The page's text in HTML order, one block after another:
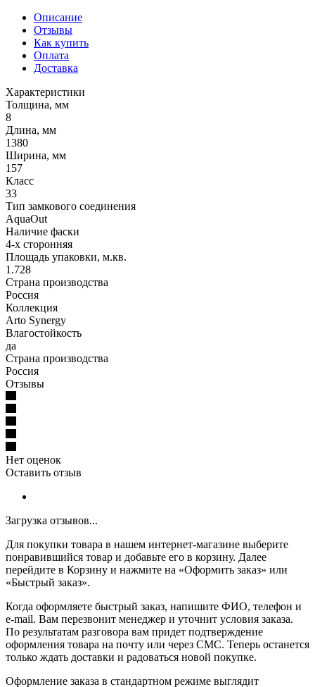
Описание
Отзывы
Как купить
Оплата
Доставка
Характеристики
Толщина, мм
8
Длина, мм
1380
Ширина, мм
157
Класс
33
Тип замкового соединения
AquaOut
Наличие фаски
4-х сторонняя
Площадь упаковки, м.кв.
1.728
Страна производства
Россия
Коллекция
Arto Synergy
Влагостойкость
да
Страна производства
Россия
Отзывы
Нет оценок
Оставить отзыв
Загрузка отзывов...
Для покупки товара в нашем интернет-магазине выберите
понравившийся товар и добавьте его в корзину. Далее
перейдите в Корзину и нажмите на «Оформить заказ» или
«Быстрый заказ».
Когда оформляете быстрый заказ, напишите ФИО, телефон и
e-mail. Вам перезвонит менеджер и уточнит условия заказа.
По результатам разговора вам придет подтверждение
оформления товара на почту или через СМС. Теперь останется
только ждать доставки и радоваться новой покупке.
Оформление заказа в стандартном режиме выглядит